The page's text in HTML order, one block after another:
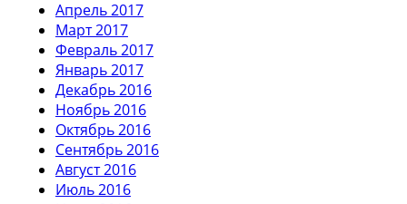
Апрель 2017
Март 2017
Февраль 2017
Январь 2017
Декабрь 2016
Ноябрь 2016
Октябрь 2016
Сентябрь 2016
Август 2016
Июль 2016